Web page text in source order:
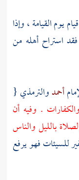
يوم القيامة ، وإذا
استراح أهله من
أحمدوالترمذي {
. وفيه أن
بالليل والناس
للسيئات فهو يرفع